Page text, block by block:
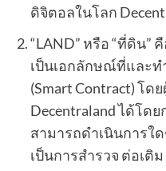
ดิจิตอลในโลก
“LAND” หรือ “ที่ดิน
เป็นเอกลักษณ์ที่และ
(Smart Contract) โ
Decentraland ได้โด
สามารถดำเนินการใ
เป็นการสำรวจ ต่อเติ